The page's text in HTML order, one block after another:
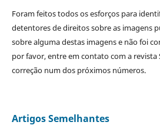
Foram feitos todos os esforços para
detentores de direitos sobre as imagens
sobre alguma destas imagens e não foi
por favor, entre em contato com a revista
correção num dos próximos números.
Artigos Semelhantes